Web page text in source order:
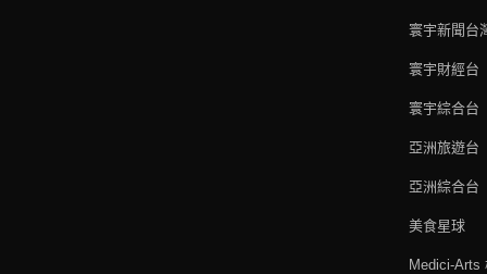
寰宇新聞台
寰宇財經台
寰宇綜合台
亞洲旅遊台
亞洲綜合台
美食星球
Medici-Arts